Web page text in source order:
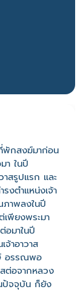
พักสงฆ์มาก่อน
า ในปี
าสรูปแรก และ
งตำแหน่งเจ้า
าพลงในปี
เพียงพระมา
อมาในปี
าอาวาส
อรรณพอ
ต่อจากหลวง
ปัจจุบัน ก็ยัง